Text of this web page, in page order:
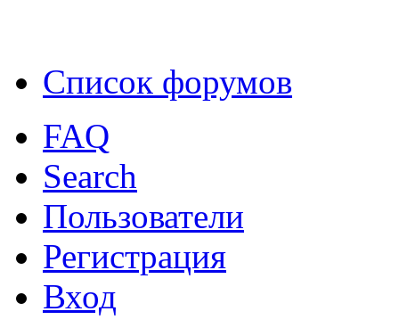
Список форумов
FAQ
Search
Пользователи
Регистрация
Вход